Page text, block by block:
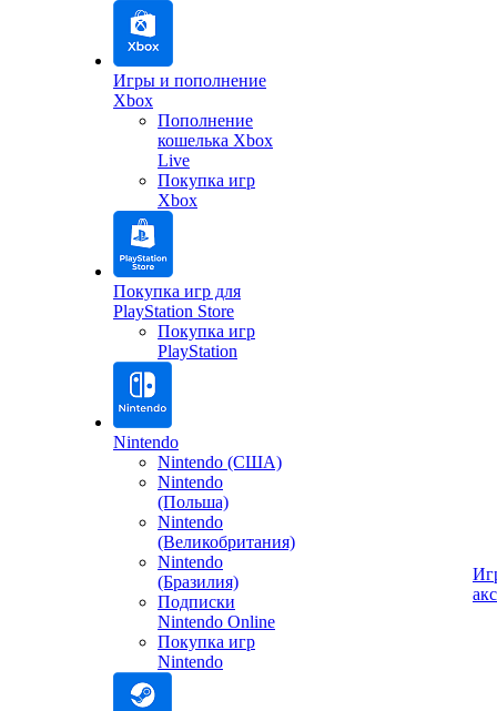
Игры и пополнение
Xbox
Пополнение
кошелька Xbox
Live
Покупка игр
Xbox
Покупка игр для
PlayStation Store
Покупка игр
PlayStation
Nintendo
Nintendo (США)
Nintendo
(Польша)
Nintendo
(Великобритания)
Nintendo
(Бразилия)
Подписки
Nintendo Online
Покупка игр
Nintendo